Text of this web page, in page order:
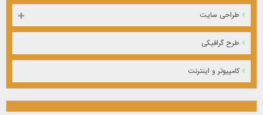
طراحی سایت
طرح گرافیکی
کامپیوتر و اینترنت